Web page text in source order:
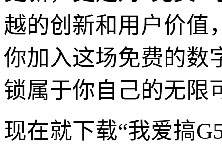
越的创新和用户价值
你加入这场免费的数
锁属于你自己的无限
现在就下载“我爱搞